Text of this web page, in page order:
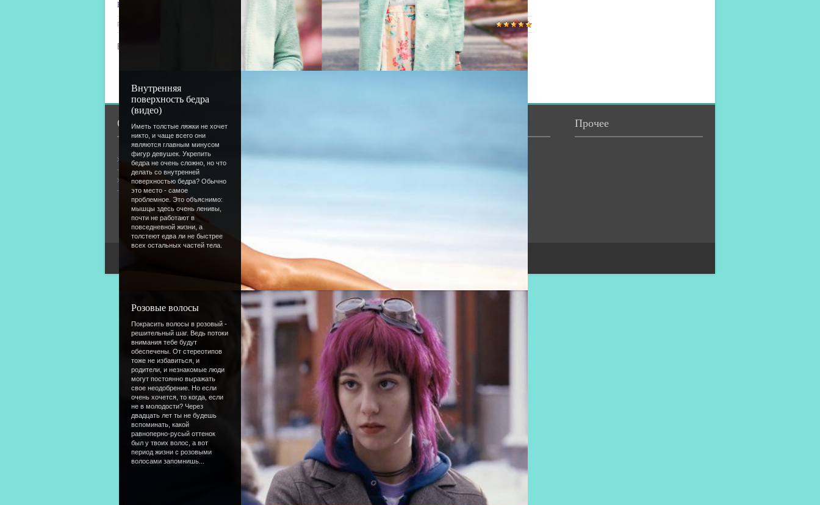
Внутренняя
поверхность бедра
(видео)
Иметь толстые ляжки не хочет
никто, и чаще всего они
являются главным минусом
фигур девушек. Укрепить
бедра не очень сложно, но что
делать со внутренней
поверхностью бедра? Обычно
это место - самое
проблемное. Это объяснимо:
мышцы здесь очень ленивы,
почти не работают в
повседневной жизни, а
толстеют едва ли не быстрее
всех остальных частей тела.
Розовые волосы
Покрасить волосы в розовый -
решительный шаг. Ведь потоки
внимания тебе будут
обеспечены. От стереотипов
тоже не избавиться, и
родители, и незнакомые люди
могут постоянно выражать
свое неодобрение. Но если
очень хочется, то когда, если
не в молодости? Через
двадцать лет ты не будешь
вспоминать, какой
равноперно-русый оттенок
был у твоих волос, а вот
период жизни с розовыми
волосами запомнишь...
Ну и этим дело не заканчивается - на сайте проходит конкурс
Лучшая улыбка. Ждем участников - присоединяйся.;)
Просмотров
Всего комментариев
Добавлять комментарии могут только зарегистрированные пользователи.
О сайте
Общая информация
Форум
Прочее